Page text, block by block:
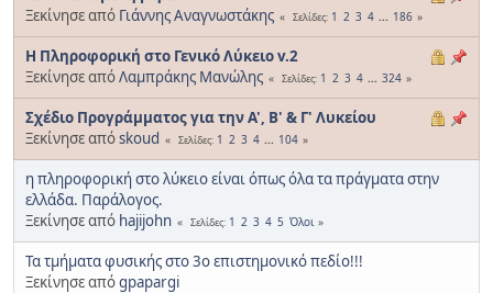
Ξεκίνησε από Γιάννης Αναγνωστάκης Σελίδες 1 2 3 4 ... 186
Η Πληροφορική στο Γενικό Λύκειο v.2
Ξεκίνησε απόΛαμπράκης Μανώλης Σελίδες 1 2 3 4 ... 324
Σχέδιο Προγράμματος για την Α', Β' & Γ' Λυκείου
Ξεκίνησε απόskoud Σελίδες 1 2 3 4 ... 104
η πληροφορική στο λύκειο είναι όπως όλα τα πράγματα στην
ελλάδα. Παράλογος.
Ξεκίνησε από hajijohn Σελίδες 1 2 3 4 5 Όλοι
Τα τμήματα φυσικής στο 3ο επιστημονικό πεδίο!!!
Ξεκίνησε απόgpapargi